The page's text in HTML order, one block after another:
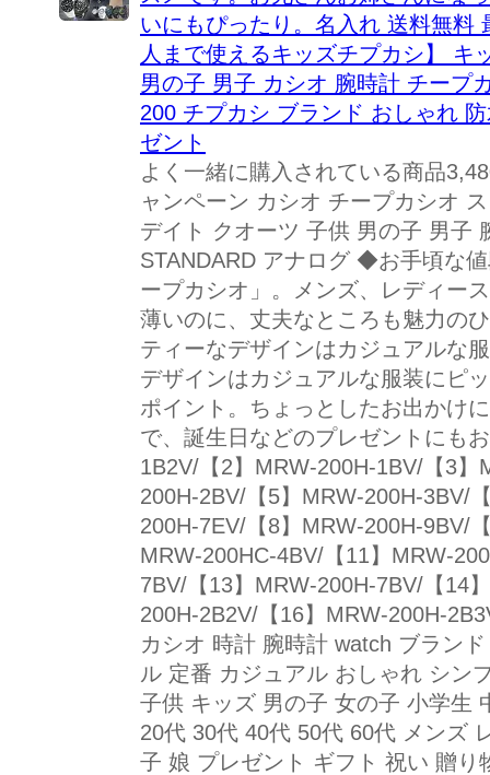
いにもぴったり。名入れ 送料無料
人まで使えるキッズチプカシ】 キ
男の子 男子 カシオ 腕時計 チープ
200 チプカシ ブランド おしゃれ
ゼント
よく一緒に購入されている商品
ャンペーン カシオ チープカシオ
デイト クオーツ 子供 男の子 男子
STANDARD アナログ ◆お手頃な
ープカシオ」。メンズ、レディー
薄いのに、丈夫なところも魅力の
ティーなデザインはカジュアルな
デザインはカジュアルな服装にピ
ポイント。ちょっとしたお出かけ
で、誕生日などのプレゼントにも
1B2V/【2】MRW-200H-1BV/【3
200H-2BV/【5】MRW-200H-3BV/
200H-7EV/【8】MRW-200H-9BV/
MRW-200HC-4BV/【11】MRW-
7BV/【13】MRW-200H-7BV/【14
200H-2B2V/【16】MRW-200H-
カシオ 時計 腕時計 watch ブラン
ル 定番 カジュアル おしゃれ シン
子供 キッズ 男の子 女の子 小学生
20代 30代 40代 50代 60代 メンズ
子 娘 プレゼント ギフト 祝い 贈